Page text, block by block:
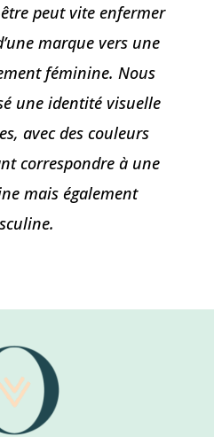
peut vite enfermer
marque vers une
féminine. Nous
une identité visuelle
avec des couleurs
correspondre à une
mais également